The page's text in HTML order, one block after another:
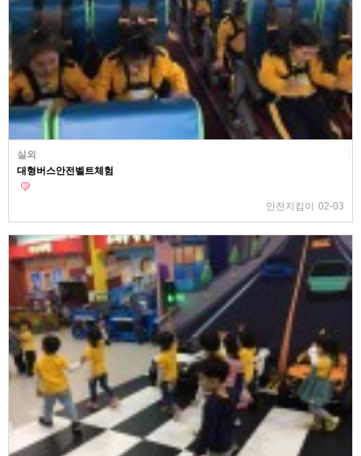
실외
대형버스안전벨트체험
안전지킴이 02-03